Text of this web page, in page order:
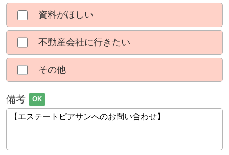
資料がほしい
不動産会社に行きたい
その他
備考 OK